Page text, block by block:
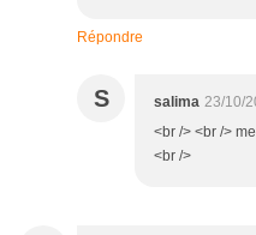
Répondre
S salima 23/10/
<br /> <br />
<br />